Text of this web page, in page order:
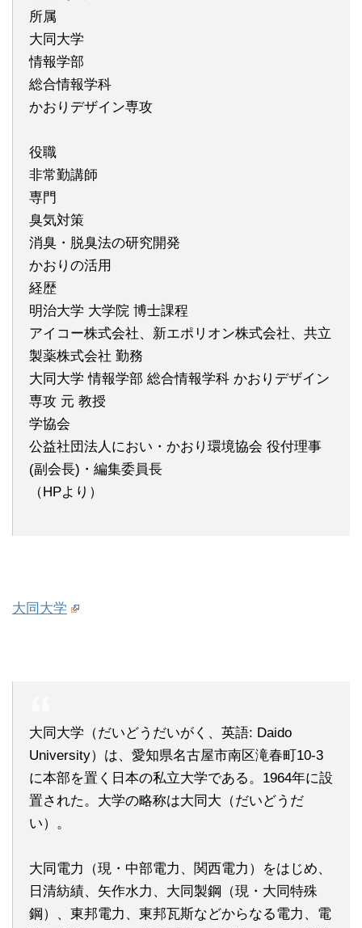
所属
大同大学
情報学部
総合情報学科
かおりデザイン専攻
役職
非常勤講師
専門
臭気対策
消臭・脱臭法の研究開発
かおりの活用
経歴
明治大学 大学院 博士課程
アイコー株式会社、新エポリオン株式会社、共立
製薬株式会社 勤務
大同大学 情報学部 総合情報学科 かおりデザイン
専攻 元 教授
学協会
公益社団法人におい・かおり環境協会 役付理事
(副会長)・編集委員長
（HPより）
大同大学
大同大学（だいどうだいがく、英語: Daido
University）は、愛知県名古屋市南区滝春町10-3
に本部を置く日本の私立大学である。1964年に設
置された。大学の略称は大同大（だいどうだ
い）。
大同電力（現・中部電力、関西電力）をはじめ、
日清紡績、矢作水力、大同製鋼（現・大同特殊
鋼）、東邦電力、東邦瓦斯などからなる電力、電